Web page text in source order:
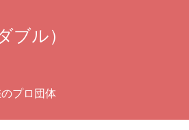
ブル）
プロ団体